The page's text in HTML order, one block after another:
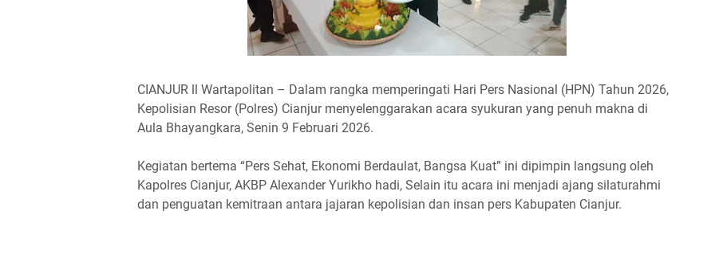
CIANJUR ll Wartapolitan – Dalam rangka memperingati Hari Pers Nasional (HPN) Tahun 2026,
Kepolisian Resor (Polres) Cianjur menyelenggarakan acara syukuran yang penuh makna di
Aula Bhayangkara, Senin 9 Februari 2026.
Kegiatan bertema “Pers Sehat, Ekonomi Berdaulat, Bangsa Kuat” ini dipimpin langsung oleh
Kapolres Cianjur, AKBP Alexander Yurikho hadi, Selain itu acara ini menjadi ajang silaturahmi
dan penguatan kemitraan antara jajaran kepolisian dan insan pers Kabupaten Cianjur.